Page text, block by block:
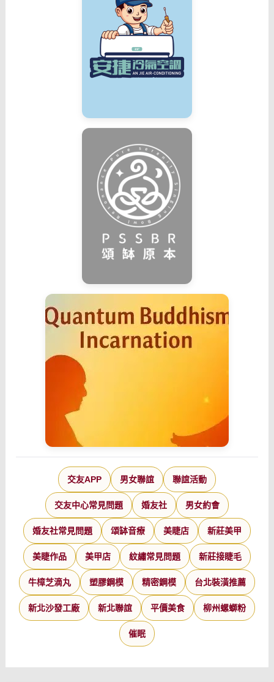
交友APP 男女聯誼 聯誼活動
交友中心常見問題 婚友社 男女約會
婚友社常見問題 頌缽音療 美睫店 新莊美甲
美睫作品 美甲店 紋繡常見問題 新莊接睫毛
牛樟芝滴丸 塑膠鋼模 精密鋼模 台北裝潢推薦
新北沙發工廠 新北聯誼 平價美食 柳州螺螄粉
催眠